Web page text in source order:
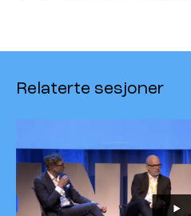
Relaterte sesjoner